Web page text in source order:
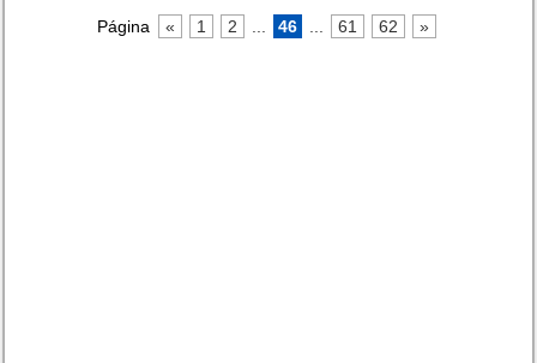
Página « 1 2 46 61 62 »